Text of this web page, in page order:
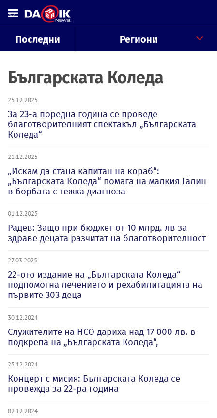
Последни Региони
Българската Коледа
25.12.2025
За 23-а поредна година се проведе
благотворителният спектакъл „Българската
Коледа“
21.12.2025
„Искам да стана капитан на кораб“:
„Българската Коледа“ помага на малкия Галин
в борбата с тежка диагноза
01.12.2025
Радев: Защо при бюджет от 10 млрд. лв за
здраве децата разчитат на благотворителност
27.03.2025
22-ото издание на „Българската Коледа“
подпомогна лечението и рехабилитацията на
първите 303 деца
30.12.2024
Служителите на НСО дариха над 17 000 лв. в
подкрепа на „Българската Коледа“,
25.12.2024
Концерт с мисия: Българската Коледа се
провежда за 22-ра година
02.12.2024